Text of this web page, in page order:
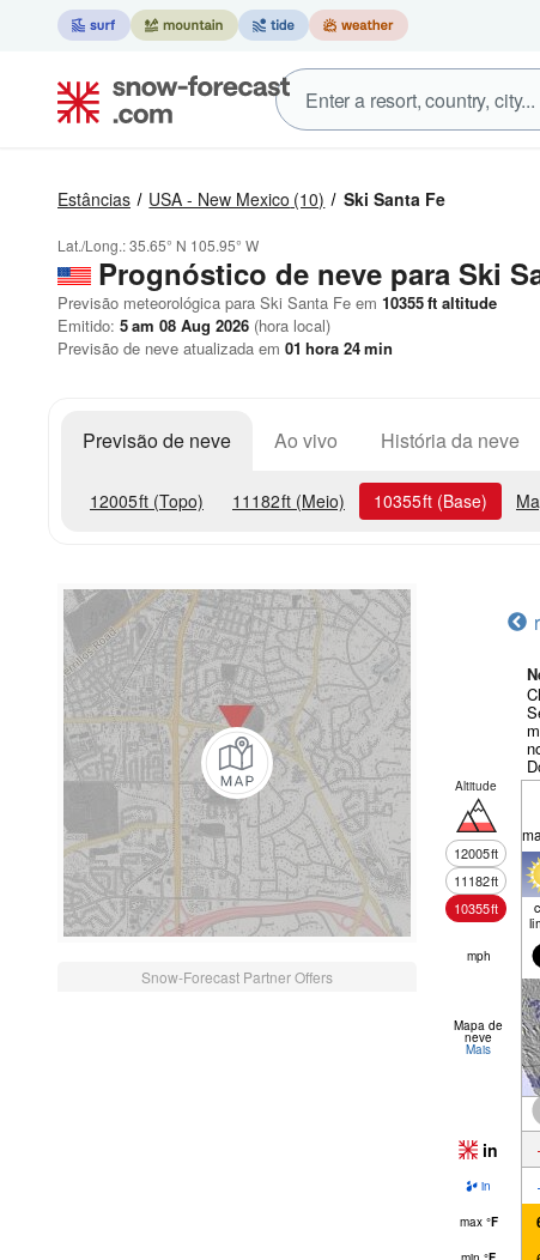
Estâncias USA - New Mexico (10) Ski Santa Fe
Lat./Long.:35.65° N 105.95° W
Prognóstico de neve para Ski
Previsão meteorológica para Ski Santa Fe em 10355ft altitude
Emitido: 5 am 08 Aug 2026 (hora local)
Previsão de neve atualizada em 01 hora 24min
Previsão de neve Ao vivo História da neve
12005ft (Topo) 11182ft (Meio) 10355ft (Base)
Snow-Forecast Partner Offers
Altitude
12005ft
11182ft
10355ft
mph
Mapa de
neve
Mais
in
in
max °F